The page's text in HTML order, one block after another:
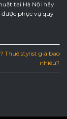
tại Hà Nội hãy
được phục vụ quý
Thuê stylist giá bao
nhiêu?